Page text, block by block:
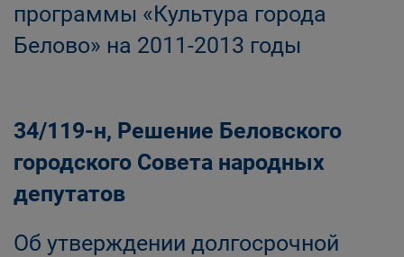
программы «Культура города
Белово» на 2011-2013 годы
34/119-н, Решение Беловского
городского Совета народных
депутатов
Об утверждении долгосрочной